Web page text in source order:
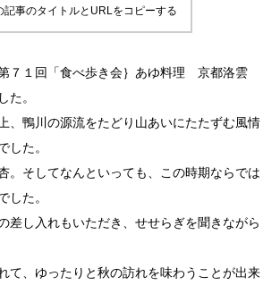
記事のタイトルとURLをコピーする
７１回「食べ歩き会｝あゆ料理 京都洛雲
。
、鴨川の源流をたどり山あいにたたずむ風情
した。
。そしてなんといっても、この時期ならでは
した。
差し入れもいただき、せせらぎを聞きながら
て、ゆったりと秋の訪れを味わうことが出来